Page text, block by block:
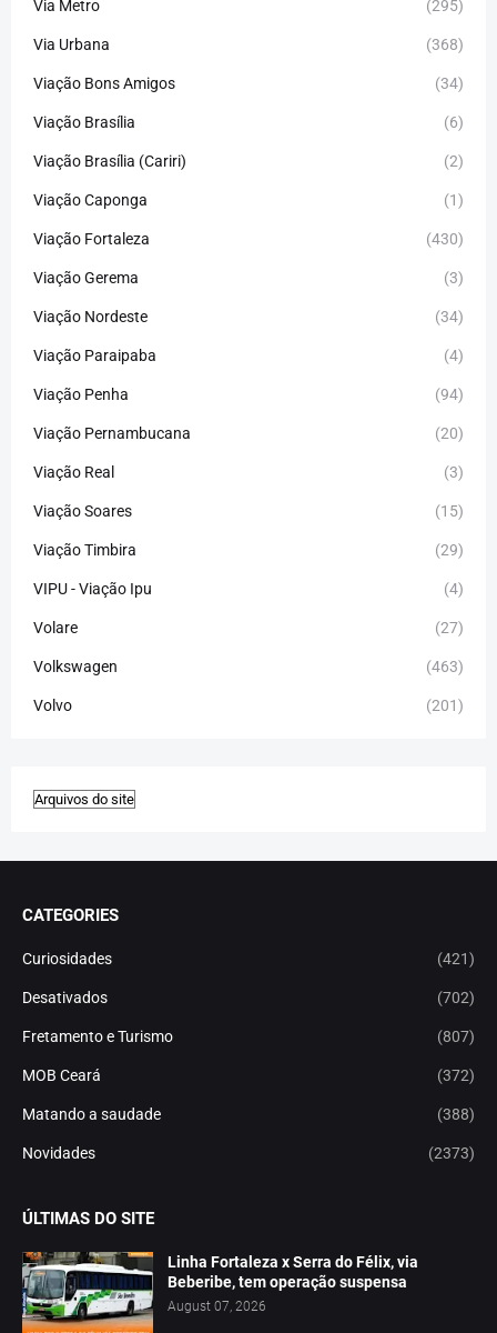
Via Metro (295)
Via Urbana (368)
Viação Bons Amigos (34)
Viação Brasília (6)
Viação Brasília (Cariri) (2)
Viação Caponga (1)
Viação Fortaleza (430)
Viação Gerema (3)
Viação Nordeste (34)
Viação Paraipaba (4)
Viação Penha (94)
Viação Pernambucana (20)
Viação Real (3)
Viação Soares (15)
Viação Timbira (29)
VIPU - Viação Ipu (4)
Volare (27)
Volkswagen (463)
Volvo (201)
CATEGORIES
Curiosidades (421)
Desativados (702)
Fretamento e Turismo (807)
MOB Ceará (372)
Matando a saudade (388)
Novidades (2373)
ÚLTIMAS DO SITE
Linha Fortaleza x Serra do Félix, via
Beberibe, tem operação suspensa
August 07, 2026